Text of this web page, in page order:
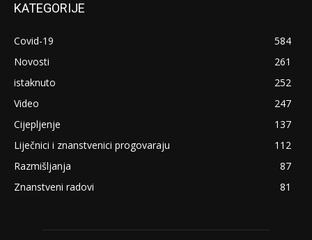
KATEGORIJE
Covid-19
584
Novosti
261
istaknuto
252
Video
247
Cijepljenje
137
Liječnici i znanstvenici progovaraju
112
Razmišljanja
87
Znanstveni radovi
81